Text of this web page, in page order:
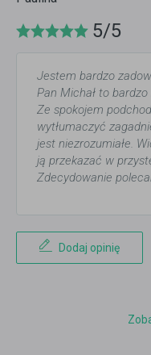
5/5
Jestem bardzo
Pan Michał to
Ze spokojem
wytłumaczyć
jest niezrozumiałe.
ją przekazać w
Zdecydowanie
Dodaj opinię